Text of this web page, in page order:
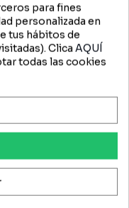
para fines
personalizada en
tus hábitos de
Clica AQUÍ
todas las cookies